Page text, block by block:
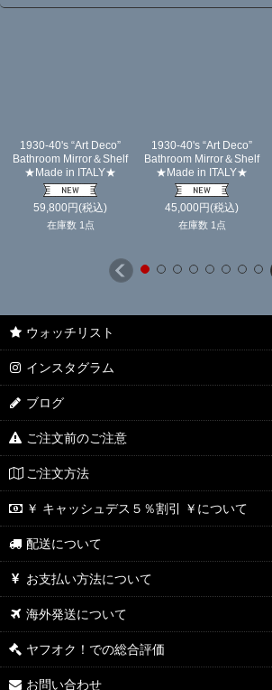
1930-40's “Art Deco”
Bathroom Mirror＆Shelf
★Made in ITALY★
59,800円(税込)
在庫数 1点
1930-40's “Art Deco”
Bathroom Mirror＆Shelf
★Made in ITALY★
45,000円(税込)
在庫数 1点
ウォッチリスト
インスタグラム
ブログ
ご注文前のご注意
ご注文方法
￥ キャッシュデス５％割引 ￥について
配送について
お支払い方法について
海外発送について
ヤフオク！での総合評価
お問い合わせ